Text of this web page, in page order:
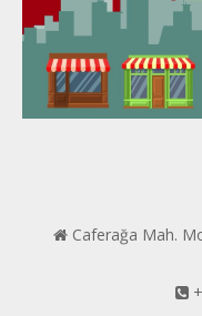
Van PERDER
BEYPER
Caferağa Mah.